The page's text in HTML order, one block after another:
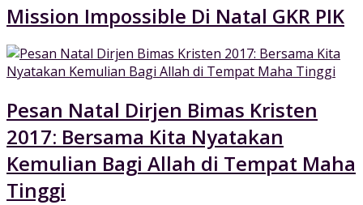
Mission Impossible Di Natal GKR PIK
Pesan Natal Dirjen Bimas Kristen
2017: Bersama Kita Nyatakan
Kemulian Bagi Allah di Tempat Maha
Tinggi